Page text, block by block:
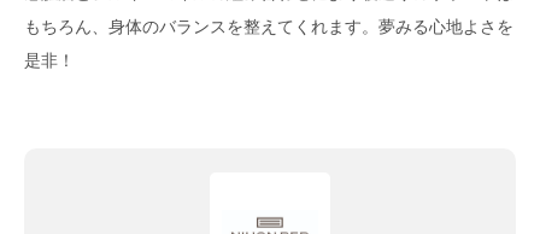
もちろん、身体のバランスを整えてくれます。夢みる心地よさを
是非！